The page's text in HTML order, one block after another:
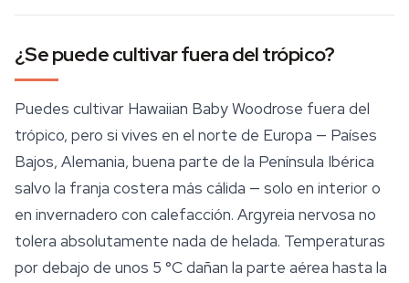
¿Se puede cultivar fuera del trópico?
Puedes cultivar Hawaiian Baby Woodrose fuera del
trópico, pero si vives en el norte de Europa — Países
Bajos, Alemania, buena parte de la Península Ibérica
salvo la franja costera más cálida — solo en interior o
en invernadero con calefacción. Argyreia nervosa no
tolera absolutamente nada de helada. Temperaturas
por debajo de unos 5 °C dañan la parte aérea hasta la